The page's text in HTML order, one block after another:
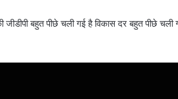
बहुत पीछे चली गई है विकास दर बहुत पीछे चली